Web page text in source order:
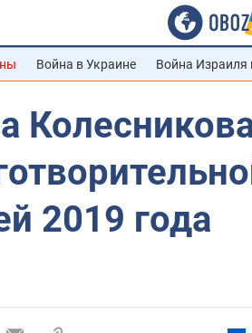
Война в Украине Война Израиля
2019 года